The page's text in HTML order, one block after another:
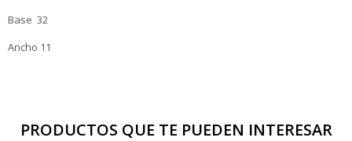
Base 32
Ancho 11
PRODUCTOS QUE TE PUEDEN INTERESAR